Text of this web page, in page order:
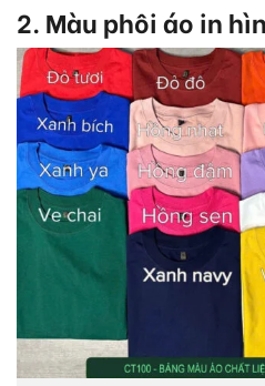
2. Màu phôi áo in